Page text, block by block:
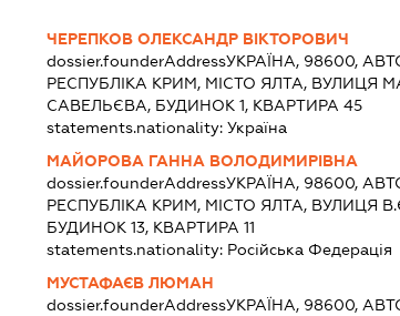
ЧЕРЕПКОВ ОЛЕКСАНДР ВІКТОРОВИЧ
dossier.founderAddressУКРАЇНА, 98600,
РЕСПУБЛІКА КРИМ, МІСТО ЯЛТА, ВУЛИЦЯ
САВЕЛЬЄВА, БУДИНОК 1, КВАРТИРА 45
statements.nationality: Україна
МАЙОРОВА ГАННА ВОЛОДИМИРІВНА
dossier.founderAddressУКРАЇНА, 98600,
РЕСПУБЛІКА КРИМ, МІСТО ЯЛТА, ВУЛИЦЯ
БУДИНОК 13, КВАРТИРА 11
statements.nationality: Російська Федерація
МУСТАФАЄВ ЛЮМАН
dossier.founderAddressУКРАЇНА, 98600,